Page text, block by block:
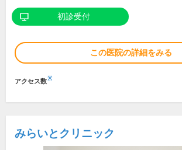
初診受付
この医院の詳細をみる
アクセス数※
みらいとクリニック